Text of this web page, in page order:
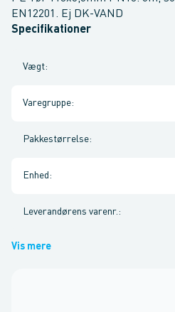
EN12201. Ej DK-VAND
Specifikationer
Vægt:
Varegruppe:
Pakkestørrelse:
Enhed :
Leverandørens varenr. :
Vis mere